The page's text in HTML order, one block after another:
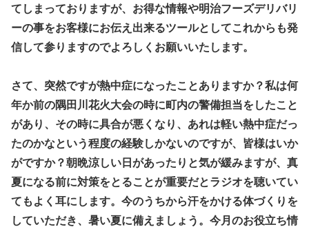
てしまっておりますが、お得な情報や明治フーズデリバリ
ーの事をお客様にお伝え出来るツールとしてこれからも発
信して参りますのでよろしくお願いいたします。
さて、突然ですが熱中症になったことありますか？私は何
年か前の隅田川花火大会の時に町内の警備担当をしたこと
があり、その時に具合が悪くなり、あれは軽い熱中症だっ
たのかなという程度の経験しかないのですが、皆様はいか
がですか？朝晩涼しい日があったりと気が緩みますが、真
夏になる前に対策をとることが重要だとラジオを聴いてい
てもよく耳にします。今のうちから汗をかける体づくりを
していただき、暑い夏に備えましょう。今月のお役立ち情